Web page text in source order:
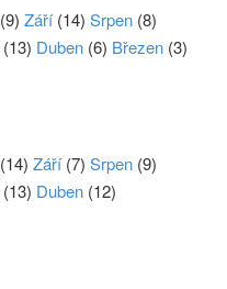
(9) Září(14) Srpen (8)
(13) Duben (6) Březen (3)
(14) Září(7) Srpen (9)
(13) Duben (12)